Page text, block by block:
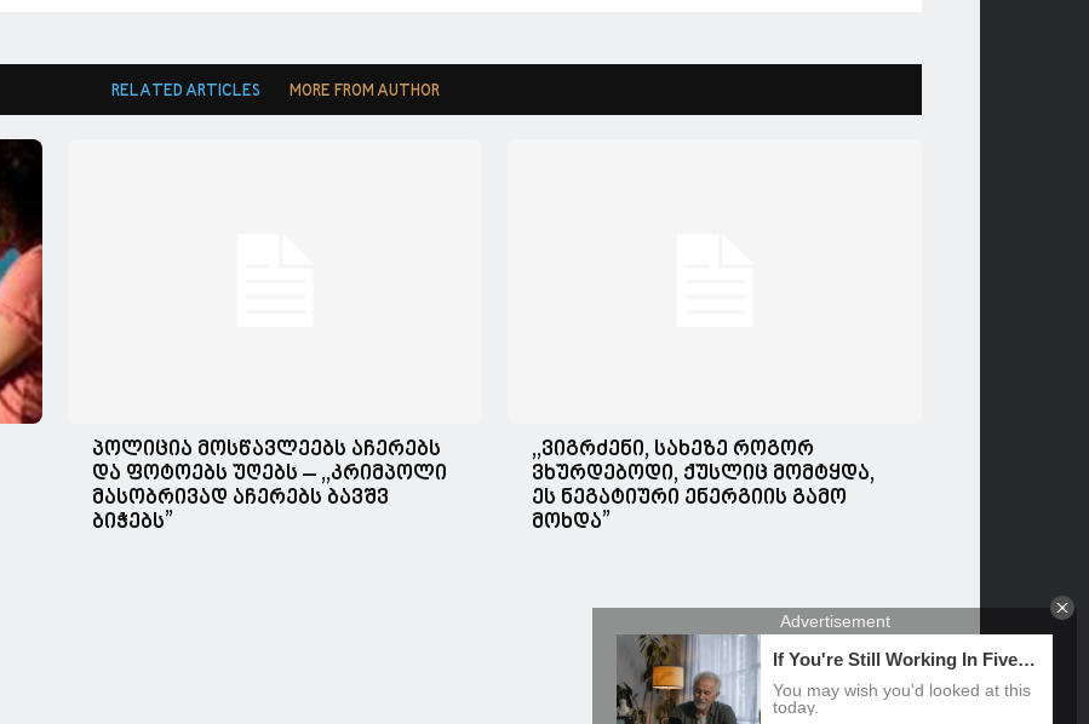
RELATED ARTICLES MORE FROM AUTHOR
პოლიცია მოსწავლეებს აჩერებს
და ფოტოებს უღებს – ,,კრიმპოლი
მასობრივად აჩერებს ბავშვ
ბიჭებს”
,,ვიგრძენი, სახეზე როგორ
ვხურდებოდი, ქუსლიც მომტყდა,
ეს ნეგატიური ენერგიის გამო
მოხდა”